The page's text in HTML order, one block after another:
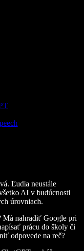
Ľudia neustále
AI v budúcnosti
úrovniach.
nahradiť Google pri
prácu do školy či
odpovede na reč?